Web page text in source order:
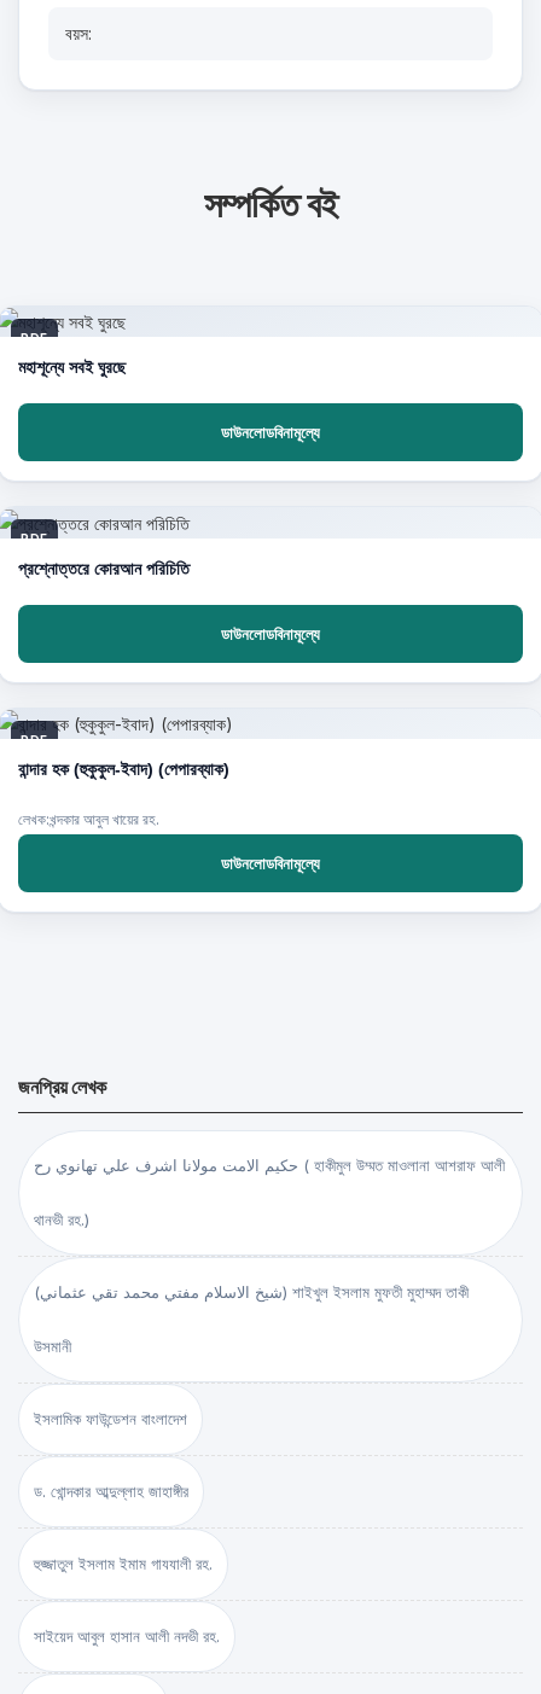
বয়স:
সম্পর্কিত বই
PDF
মহাশূন্যে সবই ঘুরছে
ডাউনলোডবিনামূল্যে
PDF
প্রশ্নোত্তরে কোরআন পরিচিতি
ডাউনলোডবিনামূল্যে
PDF
বান্দার হক (হুকুকুল-ইবাদ) (পেপারব্যাক)
লেখক:খন্দকার আবুল খায়ের রহ.
ডাউনলোডবিনামূল্যে
জনপ্রিয় লেখক
حكيم الامت مولانا اشرف علي تهانوي رح ( হাকীমুল উম্মত মাওলানা আশরাফ আলী
থানভী রহ.)
(شيخ الاسلام مفتي محمد تقي عثماني) শাইখুল ইসলাম মুফতী মুহাম্মদ তাকী
উসমানী
ইসলামিক ফাউন্ডেশন বাংলাদেশ
ড. খোন্দকার আব্দুল্লাহ জাহাঙ্গীর
হুজ্জাতুল ইসলাম ইমাম গাযযালী রহ.
সাইয়েদ আবুল হাসান আলী নদভী রহ.